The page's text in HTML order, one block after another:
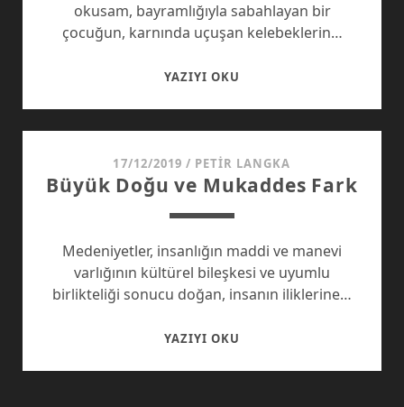
okusam, bayramlığıyla sabahlayan bir
çocuğun, karnında uçuşan kelebeklerin…
YAZIYI OKU
17/12/2019 / PETIR LANGKA
Büyük Doğu ve Mukaddes Fark
Medeniyetler, insanlığın maddi ve manevi
varlığının kültürel bileşkesi ve uyumlu
birlikteliği sonucu doğan, insanın iliklerine…
YAZIYI OKU